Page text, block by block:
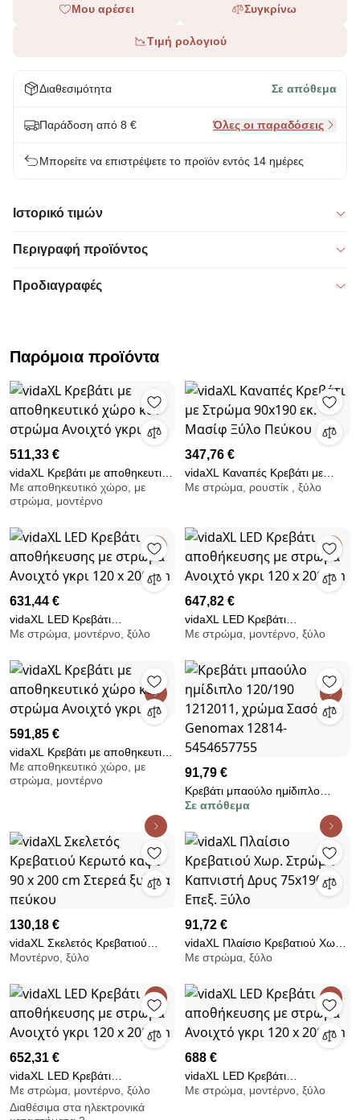
Μου αρέσει Συγκρίνω
Τιμή ρολογιού
Διαθεσιμότητα Σε απόθεμα
Παράδοση από 8 € Όλες οι παραδόσεις
Μπορείτε να επιστρέψετε το προϊόν εντός 14 ημέρες
Ιστορικό τιμών
Περιγραφή προϊόντος
Προδιαγραφές
Παρόμοια προϊόντα
511,33 €
vidaXL Κρεβάτι με αποθηκευτικό
χώρο και στρώμα Ανοιχτό γκρι
Με αποθηκευτικό χώρο, με
στρώμα, μοντέρνο
347,76 €
vidaXL Καναπές Κρεβάτι με
Στρώμα 90x190 εκ. Μασίφ Ξύλο
Με στρώμα, ρουστίκ , ξύλο
631,44 €
vidaXL LED Κρεβάτι
αποθήκευσης με στρώμα
Με στρώμα, μοντέρνο, ξύλο
647,82 €
vidaXL LED Κρεβάτι
αποθήκευσης με στρώμα
Με στρώμα, μοντέρνο, ξύλο
591,85 €
vidaXL Κρεβάτι με αποθηκευτικό
χώρο και στρώμα Ανοιχτό γκρι
Με αποθηκευτικό χώρο, με
στρώμα, μοντέρνο
91,79 €
Κρεβάτι μπαούλο ημίδιπλο
120/190 1212011, χρώμα Σασό
Genomax 12814-5454657755
Σε απόθεμα
130,18 €
vidaXL Σκελετός Κρεβατιού
Κερωτό καφέ 90 x 200 cm
Μοντέρνο, ξύλο
91,72 €
vidaXL Πλαίσιο Κρεβατιού Χωρ.
Στρώμα Καπνιστή Δρυς
Με στρώμα, ξύλο
652,31 €
vidaXL LED Κρεβάτι
αποθήκευσης με στρώμα
Ανοιχτό γκρι 120 x 200 cm
Με στρώμα, μοντέρνο, ξύλο
Διαθέσιμα στα ηλεκτρονικά
688 €
vidaXL LED Κρεβάτι
αποθήκευσης με στρώμα
Με στρώμα, μοντέρνο, ξύλο